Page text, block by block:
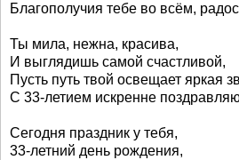
Благополучия тебе во всём,
Ты мила, нежна, красива,
И выглядишь самой счастливой,
Пусть путь твой освещает яркая
С 33-летием искренне
Сегодня праздник у тебя,
33-летний день рождения,